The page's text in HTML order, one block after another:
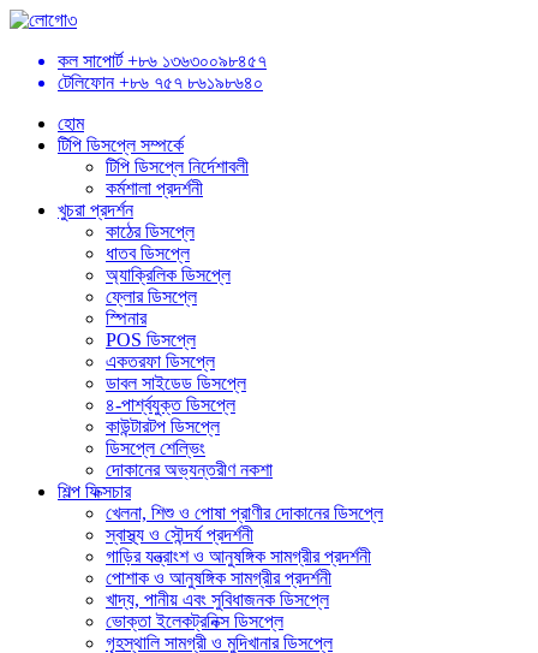
কল সাপোর্ট +৮৬ ১৩৬৩০০৯৮৪৫৭
টেলিফোন +৮৬ ৭৫৭ ৮৬১৯৮৬৪০
হোম
টিপি ডিসপ্লে সম্পর্কে
টিপি ডিসপ্লে নির্দেশাবলী
কর্মশালা প্রদর্শনী
খুচরা প্রদর্শন
কাঠের ডিসপ্লে
ধাতব ডিসপ্লে
অ্যাক্রিলিক ডিসপ্লে
ফ্লোর ডিসপ্লে
স্পিনার
POS ডিসপ্লে
একতরফা ডিসপ্লে
ডাবল সাইডেড ডিসপ্লে
৪-পার্শ্বযুক্ত ডিসপ্লে
কাউন্টারটপ ডিসপ্লে
ডিসপ্লে শেল্ভিং
দোকানের অভ্যন্তরীণ নকশা
শিল্প ফিক্সচার
খেলনা, শিশু ও পোষা প্রাণীর দোকানের ডিসপ্লে
স্বাস্থ্য ও সৌন্দর্য প্রদর্শনী
গাড়ির যন্ত্রাংশ ও আনুষঙ্গিক সামগ্রীর প্রদর্শনী
পোশাক ও আনুষঙ্গিক সামগ্রীর প্রদর্শনী
খাদ্য, পানীয় এবং সুবিধাজনক ডিসপ্লে
ভোক্তা ইলেকট্রনিক্স ডিসপ্লে
গৃহস্থালি সামগ্রী ও মুদিখানার ডিসপ্লে